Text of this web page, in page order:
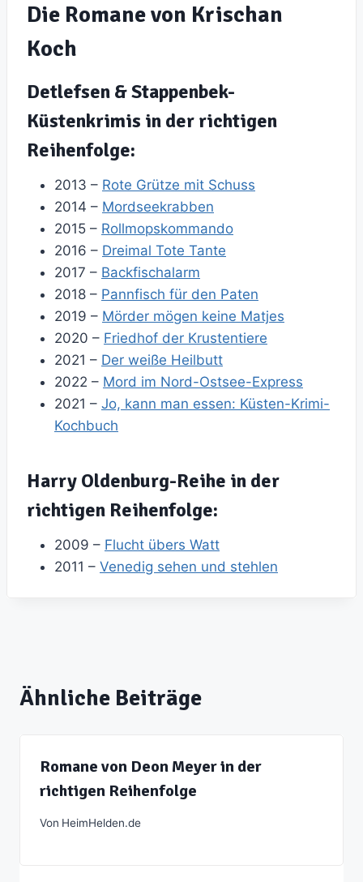
Die Romane von Krischan
Koch
Detlefsen & Stappenbek-
Küstenkrimis in der richtigen
Reihenfolge:
2013 – Rote Grütze mit Schuss
2014 – Mordseekrabben
2015 – Rollmopskommando
2016 – Dreimal Tote Tante
2017 – Backfischalarm
2018 – Pannfisch für den Paten
2019 – Mörder mögen keine Matjes
2020 – Friedhof der Krustentiere
2021 – Der weiße Heilbutt
2022 – Mord im Nord-Ostsee-Express
2021 – Jo, kann man essen: Küsten-Krimi-
Kochbuch
Harry Oldenburg-Reihe in der
richtigen Reihenfolge:
2009 – Flucht übers Watt
2011 – Venedig sehen und stehlen
Ähnliche Beiträge
Romane von Deon Meyer in der
richtigen Reihenfolge
Von HeimHelden.de